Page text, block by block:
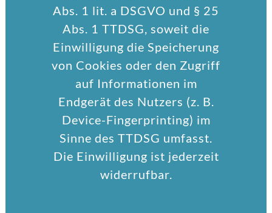
Abs. 1 lit. a DSGVO und § 25
Abs. 1 TTDSG, soweit die
Einwilligung die Speicherung
von Cookies oder den Zugriff
auf Informationen im
Endgerät des Nutzers (z. B.
Device-Fingerprinting) im
Sinne des TTDSG umfasst.
Die Einwilligung ist jederzeit
widerrufbar.